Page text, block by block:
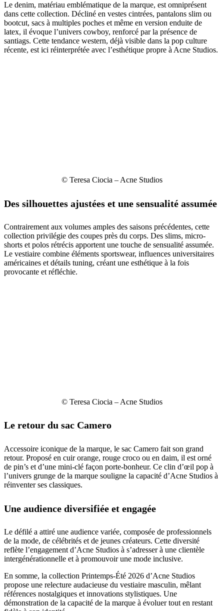
Le denim, matériau emblématique de la marque, est omniprésent
dans cette collection. Décliné en vestes cintrées, pantalons slim ou
bootcut, sacs à multiples poches et même en version enduite de
latex, il évoque l’univers cowboy, renforcé par la présence de
santiags. Cette tendance western, déjà visible dans la pop culture
récente, est ici réinterprétée avec l’esthétique propre à Acne Studios.
© Teresa Ciocia – Acne Studios
Des silhouettes ajustées et une sensualité assumée
Contrairement aux volumes amples des saisons précédentes, cette
collection privilégie des coupes près du corps. Des slims, micro-
shorts et polos rétrécis apportent une touche de sensualité assumée.
Le vestiaire combine éléments sportswear, influences universitaires
américaines et détails tuning, créant une esthétique à la fois
provocante et réfléchie.
© Teresa Ciocia – Acne Studios
Le retour du sac Camero
Accessoire iconique de la marque, le sac Camero fait son grand
retour. Proposé en cuir orange, rouge croco ou en daim, il est orné
de pin’s et d’une mini-clé façon porte-bonheur. Ce clin d’œil pop à
l’univers grunge de la marque souligne la capacité d’Acne Studios à
réinventer ses classiques.
Une audience diversifiée et engagée
Le défilé a attiré une audience variée, composée de professionnels
de la mode, de célébrités et de jeunes créateurs. Cette diversité
reflète l’engagement d’Acne Studios à s’adresser à une clientèle
intergénérationnelle et à promouvoir une mode inclusive.
En somme, la collection Printemps-Été 2026 d’Acne Studios
propose une relecture audacieuse du vestiaire masculin, mêlant
références nostalgiques et innovations stylistiques. Une
démonstration de la capacité de la marque à évoluer tout en restant